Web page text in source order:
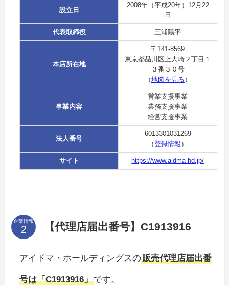
設立日
2008年（平成20年）12月22
日
代表取締役 三浦陽平
本店所在地
〒141-8569
東京都品川区上大崎２丁目１
３番３０号
（地図を見る ）
事業内容
営業支援事業
業務支援事業
経営支援事業
法人番号
6013301031269
（登録情報 ）
サイト https://www.aidma-hd.jp/
企業情報 【代理店届出番号】C1913916
アイドマ・ホールディングスの販売代理店届出番
号は「C1913916」です。